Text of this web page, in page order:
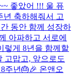
좋았어 !!! 울 퓨
년 축하해줘서 고
동안 함께 성장하
아파하고 서로에
렇게 8년을 함께할
고맙고, 앞으로도
주년🎂🎉 온앤오